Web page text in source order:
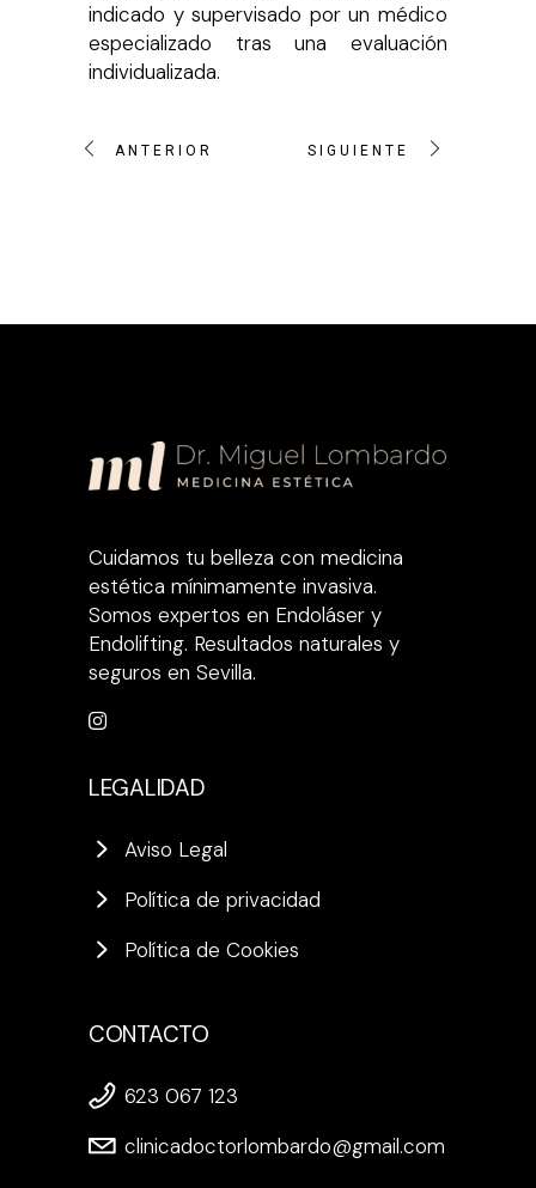
indicado y supervisado por un médico
especializado tras una evaluación
individualizada.
ANTERIOR SIGUIENTE
Cuidamos tu belleza con medicina
estética mínimamente invasiva.
Somos expertos en Endoláser y
Endolifting. Resultados naturales y
seguros en Sevilla.
LEGALIDAD
Aviso Legal
Política de privacidad
Política de Cookies
CONTACTO
623 067 123
clinicadoctorlombardo@gmail.com